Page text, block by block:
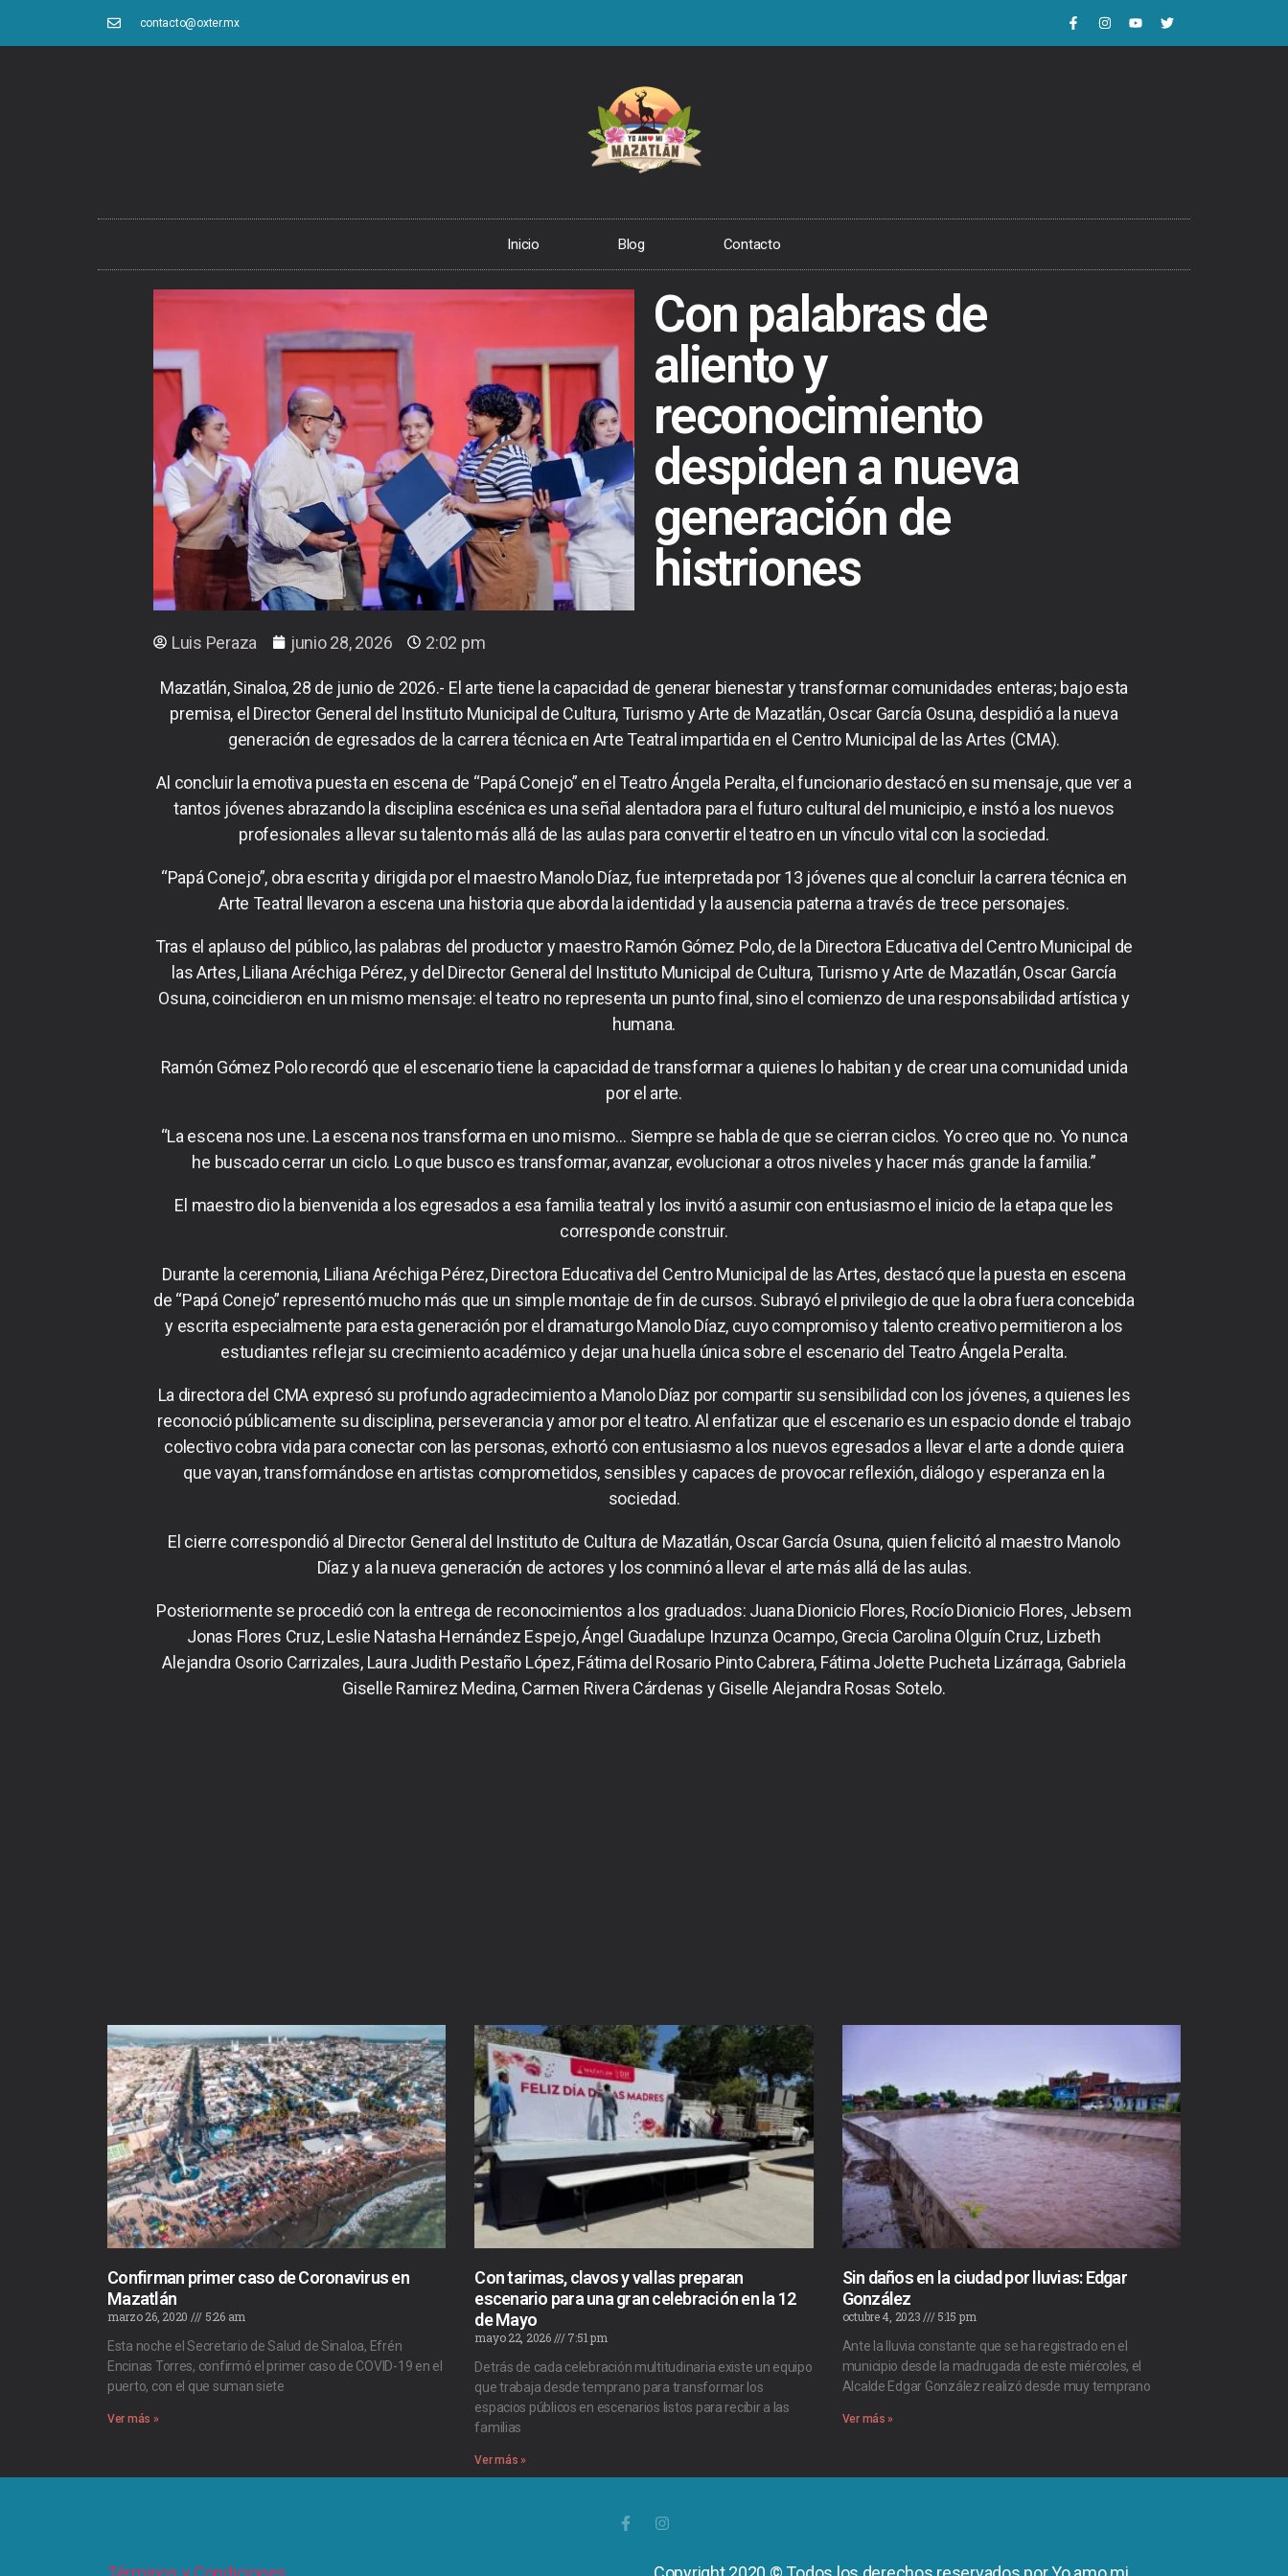
contacto@oxter.mx
Inicio Blog Contacto
Luis Peraza junio 28, 2026 2:02 pm
Con palabras de
aliento y
reconocimiento
despiden a nueva
generación de
histriones
Mazatlán, Sinaloa, 28 de junio de 2026.- El arte tiene la capacidad de generar bienestar y transformar comunidades enteras; bajo esta
premisa, el Director General del Instituto Municipal de Cultura, Turismo y Arte de Mazatlán, Oscar García Osuna, despidió a la nueva
generación de egresados de la carrera técnica en Arte Teatral impartida en el Centro Municipal de las Artes (CMA).
Al concluir la emotiva puesta en escena de “Papá Conejo” en el Teatro Ángela Peralta, el funcionario destacó en su mensaje, que ver a
tantos jóvenes abrazando la disciplina escénica es una señal alentadora para el futuro cultural del municipio, e instó a los nuevos
profesionales a llevar su talento más allá de las aulas para convertir el teatro en un vínculo vital con la sociedad.
“Papá Conejo”, obra escrita y dirigida por el maestro Manolo Díaz, fue interpretada por 13 jóvenes que al concluir la carrera técnica en
Arte Teatral llevaron a escena una historia que aborda la identidad y la ausencia paterna a través de trece personajes.
Tras el aplauso del público, las palabras del productor y maestro Ramón Gómez Polo, de la Directora Educativa del Centro Municipal de
las Artes, Liliana Aréchiga Pérez, y del Director General del Instituto Municipal de Cultura, Turismo y Arte de Mazatlán, Oscar García
Osuna, coincidieron en un mismo mensaje: el teatro no representa un punto final, sino el comienzo de una responsabilidad artística y
humana.
Ramón Gómez Polo recordó que el escenario tiene la capacidad de transformar a quienes lo habitan y de crear una comunidad unida
por el arte.
“La escena nos une. La escena nos transforma en uno mismo… Siempre se habla de que se cierran ciclos. Yo creo que no. Yo nunca
he buscado cerrar un ciclo. Lo que busco es transformar, avanzar, evolucionar a otros niveles y hacer más grande la familia.”
El maestro dio la bienvenida a los egresados a esa familia teatral y los invitó a asumir con entusiasmo el inicio de la etapa que les
corresponde construir.
Durante la ceremonia, Liliana Aréchiga Pérez, Directora Educativa del Centro Municipal de las Artes, destacó que la puesta en escena
de “Papá Conejo” representó mucho más que un simple montaje de fin de cursos. Subrayó el privilegio de que la obra fuera concebida
y escrita especialmente para esta generación por el dramaturgo Manolo Díaz, cuyo compromiso y talento creativo permitieron a los
estudiantes reflejar su crecimiento académico y dejar una huella única sobre el escenario del Teatro Ángela Peralta.
La directora del CMA expresó su profundo agradecimiento a Manolo Díaz por compartir su sensibilidad con los jóvenes, a quienes les
reconoció públicamente su disciplina, perseverancia y amor por el teatro. Al enfatizar que el escenario es un espacio donde el trabajo
colectivo cobra vida para conectar con las personas, exhortó con entusiasmo a los nuevos egresados a llevar el arte a donde quiera
que vayan, transformándose en artistas comprometidos, sensibles y capaces de provocar reflexión, diálogo y esperanza en la
sociedad.
El cierre correspondió al Director General del Instituto de Cultura de Mazatlán, Oscar García Osuna, quien felicitó al maestro Manolo
Díaz y a la nueva generación de actores y los conminó a llevar el arte más allá de las aulas.
Posteriormente se procedió con la entrega de reconocimientos a los graduados: Juana Dionicio Flores, Rocío Dionicio Flores, Jebsem
Jonas Flores Cruz, Leslie Natasha Hernández Espejo, Ángel Guadalupe Inzunza Ocampo, Grecia Carolina Olguín Cruz, Lizbeth
Alejandra Osorio Carrizales, Laura Judith Pestaño López, Fátima del Rosario Pinto Cabrera, Fátima Jolette Pucheta Lizárraga, Gabriela
Giselle Ramirez Medina, Carmen Rivera Cárdenas y Giselle Alejandra Rosas Sotelo.
Confirman primer caso de Coronavirus en
Mazatlán
marzo 26, 2020
5:26 am
Esta noche el Secretario de Salud de Sinaloa, Efrén
Encinas Torres, confirmó el primer caso de COVID-19 en el
puerto, con el que suman siete
Ver más »
Con tarimas, clavos y vallas preparan
escenario para una gran celebración en la 12
de Mayo
mayo 22, 2026
7:51 pm
Detrás de cada celebración multitudinaria existe un equipo
que trabaja desde temprano para transformar los
espacios públicos en escenarios listos para recibir a las
familias
Ver más »
Sin daños en la ciudad por lluvias: Edgar
González
octubre 4, 2023
5:15 pm
Ante la lluvia constante que se ha registrado en el
municipio desde la madrugada de este miércoles, el
Alcalde Edgar González realizó desde muy temprano
Ver más »